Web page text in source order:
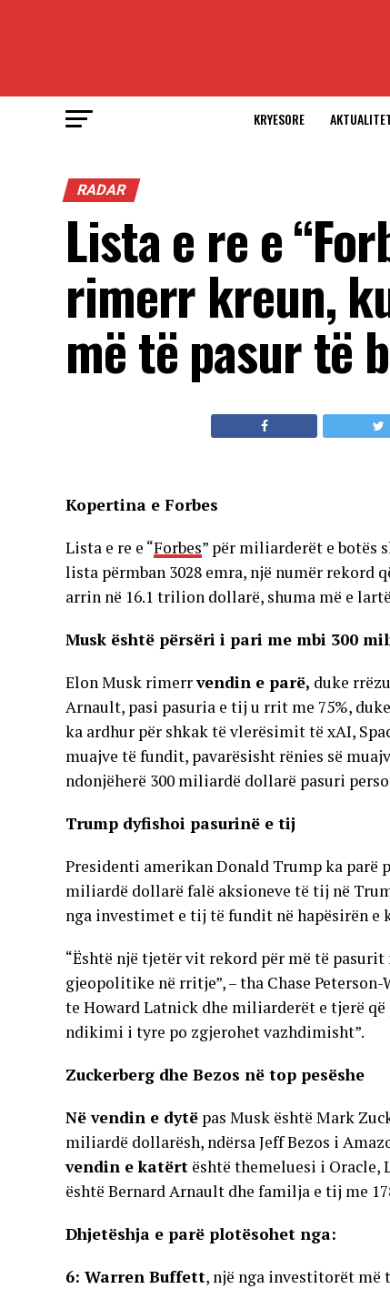
KRYESORE
RADAR
Lista e re e
rimerr kreun,
më të pasur të
Kopertina e Forbes
Lista e re e “Forbes” për miliarderët e botës
lista përmban 3028 emra, një numër rekord
arrin në 16.1 trilion dollarë, shuma më e
Musk është përsëri i pari me mbi 300
Elon Musk rimerrvendin e parë, duke
Arnault, pasi pasuria e tij u rrit me 75%,
ka ardhur për shkak të vlerësimit të xAI,
muajve të fundit, pavarësisht rënies së
ndonjëherë 300 miliardë dollarë pasuri
Trump dyfishoi pasurinë e tij
Presidenti amerikan Donald Trump ka parë
miliardë dollarë falë aksioneve të tij në
nga investimet e tij të fundit në hapësirën e
“Është një tjetër vit rekord për më të
gjeopolitike në rritje”, – tha Chase
te Howard Latnick dhe miliarderët e tjerë
ndikimi i tyre po zgjerohet vazhdimisht”.
Zuckerberg dhe Bezos në top pesëshe
Në vendin e dytë pas Musk është Mark
miliardë dollarësh, ndërsa Jeff Bezos i
vendin e katërt është themeluesi i Oracle,
është Bernard Arnault dhe familja e tij me
Dhjetëshja e parë plotësohet nga:
6: Warren Buffett, një nga investitorët më